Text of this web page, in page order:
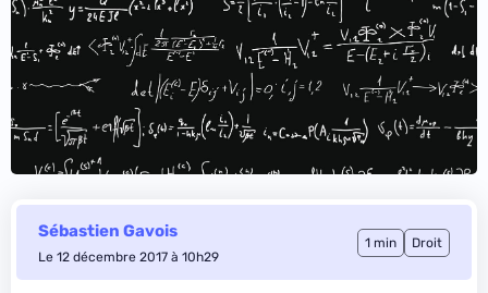
Sébastien Gavois
Le 12 décembre 2017 à 10h29
1 min Droit